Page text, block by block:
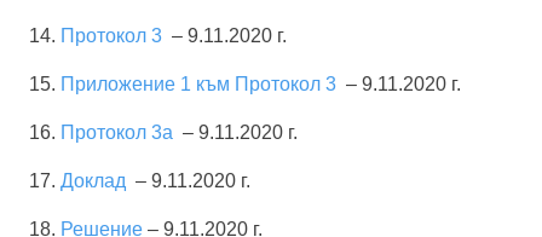
14. Протокол 3 – 9.11.2020 г.
15. Приложение 1 към Протокол 3 – 9.11.2020 г.
16. Протокол 3a – 9.11.2020 г.
17. Доклад – 9.11.2020 г.
18. Решение – 9.11.2020 г.